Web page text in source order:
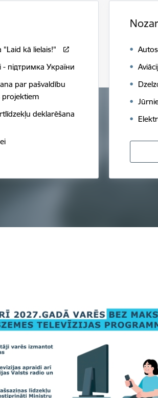
"Laid kā lielais!"
підтримка України
par pašvaldību
projektiem
deklarēšana